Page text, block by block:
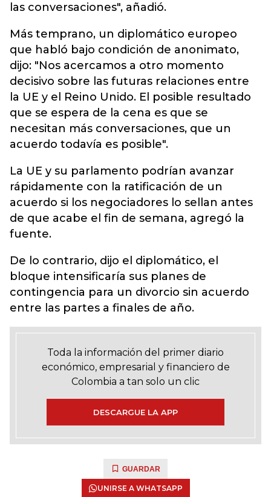
las conversaciones", añadió.
Más temprano, un diplomático europeo
que habló bajo condición de anonimato,
dijo: "Nos acercamos a otro momento
decisivo sobre las futuras relaciones entre
la UE y el Reino Unido. El posible resultado
que se espera de la cena es que se
necesitan más conversaciones, que un
acuerdo todavía es posible".
La UE y su parlamento podrían avanzar
rápidamente con la ratificación de un
acuerdo si los negociadores lo sellan antes
de que acabe el fin de semana, agregó la
fuente.
De lo contrario, dijo el diplomático, el
bloque intensificaría sus planes de
contingencia para un divorcio sin acuerdo
entre las partes a finales de año.
Toda la información del primer diario
económico, empresarial y financiero de
Colombia a tan solo un clic
DESCARGUE LA APP
GUARDAR
UNIRSE A WHATSAPP